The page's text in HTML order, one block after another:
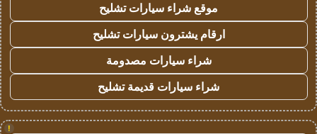
موقع شراء سيارات تشليح
ارقام يشترون سيارات تشليح
شراء سيارات مصدومة
شراء سيارات قديمة تشليح
!